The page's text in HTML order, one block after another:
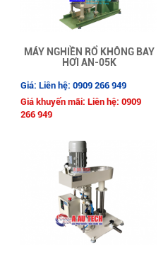
MÁY NGHIỀN RỔ KHÔNG BAY
HƠI AN-05K
Giá: Liên hệ: 0909 266 949
Giá khuyến mãi: Liên hệ: 0909
266 949